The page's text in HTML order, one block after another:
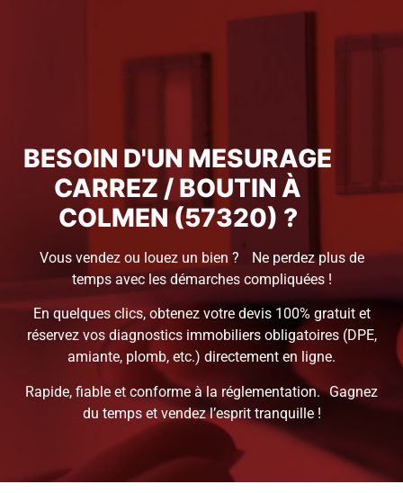
BESOIN D'UN MESURAGE
CARREZ / BOUTIN À
COLMEN (57320) ?
Vous vendez ou louez un bien ? Ne perdez plus de
temps avec les démarches compliquées !
En quelques clics, obtenez votre devis 100% gratuit et
réservez vos diagnostics immobiliers obligatoires (DPE,
amiante, plomb, etc.) directement en ligne.
Rapide, fiable et conforme à la réglementation. Gagnez
du temps et vendez l’esprit tranquille !